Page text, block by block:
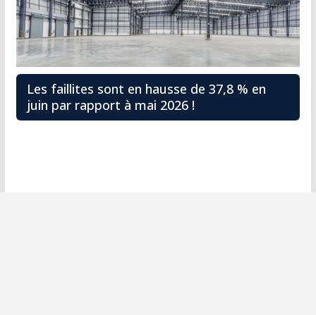
Les faillites sont en hausse de 37,8 % en
juin par rapport à mai 2026 !